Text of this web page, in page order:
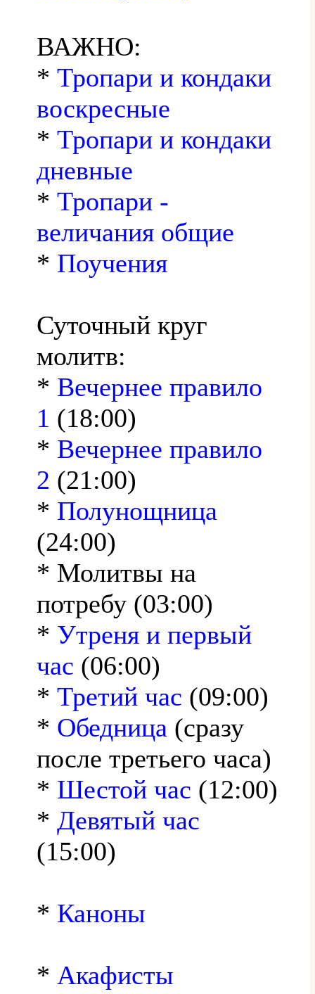
ВАЖНО:
* Тропари и кондаки
воскресные
* Тропари и кондаки
дневные
* Тропари -
величания общие
* Поучения
Суточный круг
молитв:
* Вечернее правило
1 (18:00)
* Вечернее правило
2 (21:00)
* Полунощница
(24:00)
* Молитвы на
потребу (03:00)
* Утреня и первый
час (06:00)
* Третий час (09:00)
* Обедница (сразу
после третьего часа)
* Шестой час (12:00)
* Девятый час
(15:00)
* Каноны
* Акафисты